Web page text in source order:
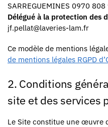
SARREGUEMINES 0970 808
Délégué à la protection des
jf.pellat@laveries-lam.fr
Ce modèle de mentions
de mentions légales RGPD
2. Conditions
site et des services
Le Site constitue une œuvre